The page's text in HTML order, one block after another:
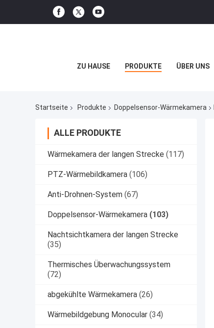
ZU HAUSE PRODUKTE ÜBER UNS
Startseite Produkte Doppelsensor-Wärmekamera
ALLE PRODUKTE
Wärmekamera der langen Strecke (117)
PTZ-Wärmebildkamera (106)
Anti-Drohnen-System (67)
Doppelsensor-Wärmekamera (103)
Nachtsichtkamera der langen Strecke
(35)
Thermisches Überwachungssystem
(72)
abgekühlte Wärmekamera (26)
Wärmebildgebung Monocular (34)